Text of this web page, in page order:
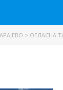
> ОГЛАСНА